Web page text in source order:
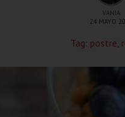
VANIA
24 MAYO
Tag: postre,